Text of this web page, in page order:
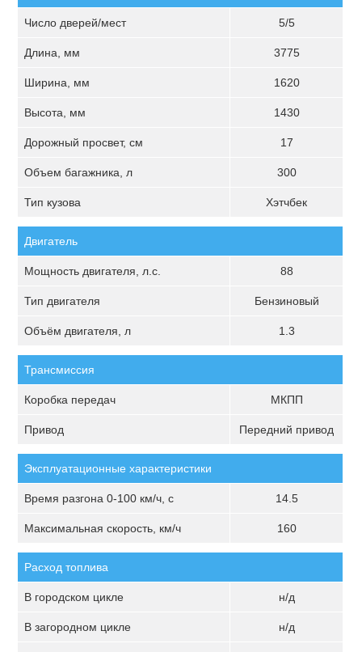
Число дверей/мест 5/5
Длина, мм 3775
Ширина, мм 1620
Высота, мм 1430
Дорожный просвет, см 17
Объем багажника, л 300
Тип кузова Хэтчбек
Двигатель
Мощность двигателя, л.с. 88
Тип двигателя Бензиновый
Объём двигателя, л 1.3
Трансмиссия
Коробка передач МКПП
Привод Передний привод
Эксплуатационные характеристики
Время разгона 0-100 км/ч, с 14.5
Максимальная скорость, км/ч 160
Расход топлива
В городском цикле н/д
В загородном цикле н/д